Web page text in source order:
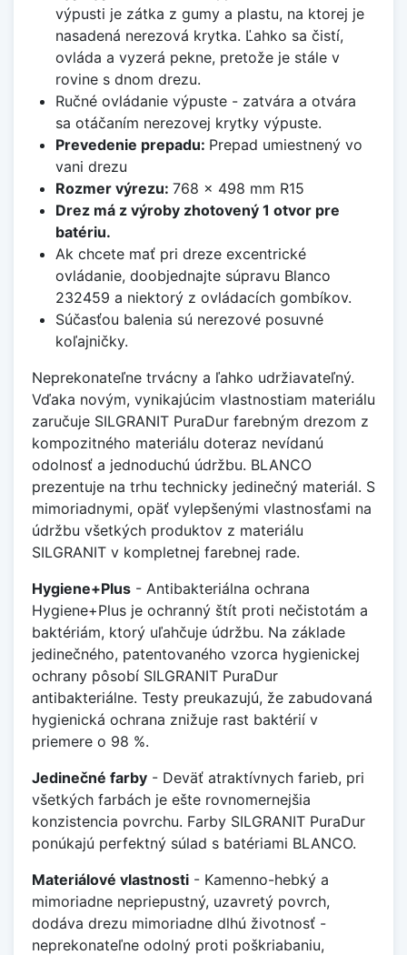
výpusti je zátka z gumy a plastu, na ktorej je
nasadená nerezová krytka. Ľahko sa čistí,
ovláda a vyzerá pekne, pretože je stále v
rovine s dnom drezu.
Ručné ovládanie výpuste - zatvára a otvára
sa otáčaním nerezovej krytky výpuste.
Prevedenie prepadu: Prepad umiestnený vo
vani drezu
Rozmer výrezu: 768 x 498 mm R15
Drez má z výroby zhotovený 1 otvor pre
batériu.
Ak chcete mať pri dreze excentrické
ovládanie, doobjednajte súpravu Blanco
232459 a niektorý z ovládacích gombíkov.
Súčasťou balenia sú nerezové posuvné
koľajničky.
Neprekonateľne trvácny a ľahko udržiavateľný.
Vďaka novým, vynikajúcim vlastnostiam materiálu
zaručuje SILGRANIT PuraDur farebným drezom z
kompozitného materiálu doteraz nevídanú
odolnosť a jednoduchú údržbu. BLANCO
prezentuje na trhu technicky jedinečný materiál. S
mimoriadnymi, opäť vylepšenými vlastnosťami na
údržbu všetkých produktov z materiálu
SILGRANIT v kompletnej farebnej rade.
Hygiene+Plus - Antibakteriálna ochrana
Hygiene+Plus je ochranný štít proti nečistotám a
baktériám, ktorý uľahčuje údržbu. Na základe
jedinečného, patentovaného vzorca hygienickej
ochrany pôsobí SILGRANIT PuraDur
antibakteriálne. Testy preukazujú, že zabudovaná
hygienická ochrana znižuje rast baktérií v
priemere o 98 %.
Jedinečné farby - Deväť atraktívnych farieb, pri
všetkých farbách je ešte rovnomernejšia
konzistencia povrchu. Farby SILGRANIT PuraDur
ponúkajú perfektný súlad s batériami BLANCO.
Materiálové vlastnosti - Kamenno-hebký a
mimoriadne nepriepustný, uzavretý povrch,
dodáva drezu mimoriadne dlhú životnosť -
neprekonateľne odolný proti poškriabaniu,